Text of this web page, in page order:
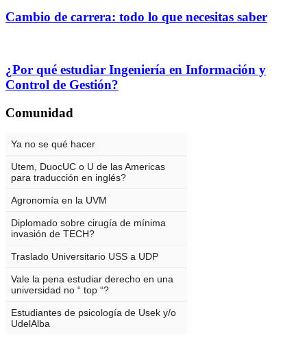
Cambio de carrera: todo lo que necesitas saber
¿Por qué estudiar Ingeniería en Información y
Control de Gestión?
Comunidad